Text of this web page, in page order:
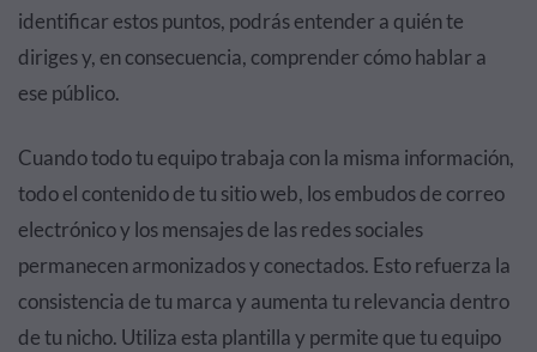
identificar estos puntos, podrás entender a quién te
diriges y, en consecuencia, comprender cómo hablar a
ese público.
Cuando todo tu equipo trabaja con la misma información,
todo el contenido de tu sitio web, los embudos de correo
electrónico y los mensajes de las redes sociales
permanecen armonizados y conectados. Esto refuerza la
consistencia de tu marca y aumenta tu relevancia dentro
de tu nicho. Utiliza esta plantilla y permite que tu equipo